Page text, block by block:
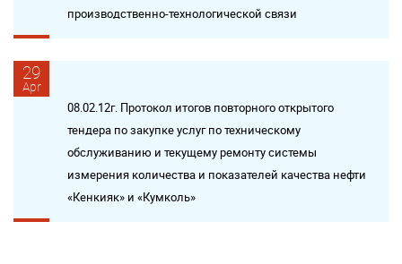
производственно-технологической связи
29
Apr
08.02.12г. Протокол итогов повторного открытого
тендера по закупке услуг по техническому
обслуживанию и текущему ремонту системы
измерения количества и показателей качества нефти
«Кенкияк» и «Кумколь»